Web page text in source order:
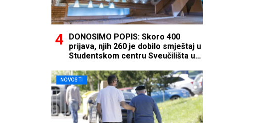
DONOSIMO POPIS: Skoro 400
prijava, njih 260 je dobilo smještaj u
Studentskom centru Sveučilišta u
NOVOSTI